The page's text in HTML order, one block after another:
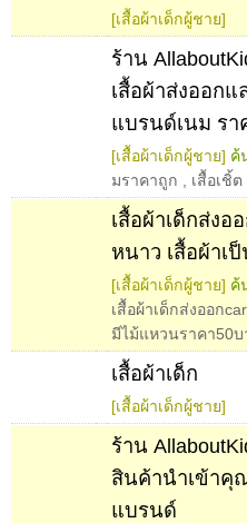
[เสื้อผ้าเด็กผู้ชาย]
ร้าน
เสื้อผ้าส่งออก
แบรนด์เนม รา
[เสื้อผ้าเด็กผู้ชาย] ค้
มราคาถูก
เสื้อเชิ้
เสื้อผ้าเด็กส่ง
หนาว เสื้อผ้าเ
[เสื้อผ้าเด็กผู้ชาย] ค้
เสื้อผ้าเด็กส่งออก
มีไม้แหวนราคา50บ
เสื้อผ้าเด็ก
[เสื้อผ้าเด็กผู้ชาย]
ร้าน
สินค้านำเข้าคุ
แบรนด์